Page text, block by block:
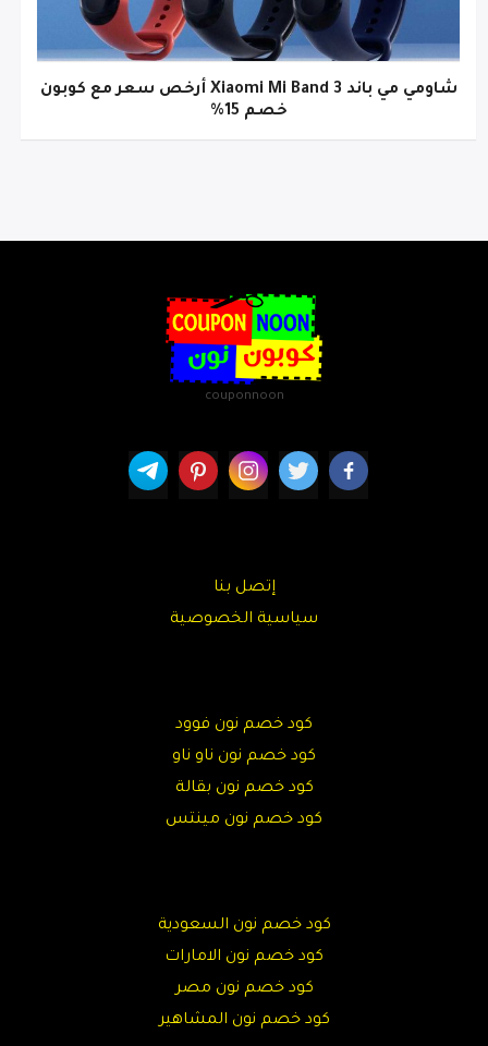
شاومي مي باند Xiaomi Mi Band 3 أرخص سعر مع كوبون
خصم 15%
couponnoon
إتصل بنا
سياسية الخصوصية
كود خصم نون فوود
كود خصم نون ناو ناو
كود خصم نون بقالة
كود خصم نون مينتس
كود خصم نون السعودية
كود خصم نون الامارات
كود خصم نون مصر
كود خصم نون المشاهير